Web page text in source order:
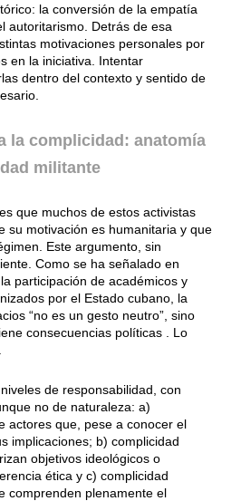
la conversión de la empatía
autoritarismo. Detrás de esa
motivaciones personales por
en la iniciativa. Intentar
dentro del contexto y sentido de
la complicidad: anatomía
militante
que muchos de estos activistas
su motivación es humanitaria y que
Este argumento, sin
Como se ha señalado en
participación de académicos y
por el Estado cubano, la
“no es un gesto neutro”, sino
consecuencias políticas . Lo
de responsabilidad, con
no de naturaleza: a)
actores que, pese a conocer el
implicaciones; b) complicidad
objetivos ideológicos o
ética y c) complicidad
comprenden plenamente el